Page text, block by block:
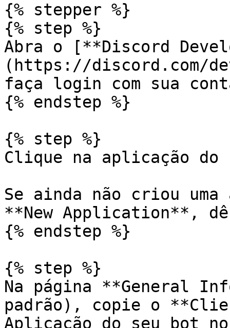
{% stepper %}
{% step %}
Abra o [**Discord
(https://discord.com/
faça login com sua
{% endstep %}
{% step %}
Clique na aplicação
Se ainda não criou
**New Application**,
{% endstep %}
{% step %}
Na página **General
padrão), copie o
Aplicação do seu bot